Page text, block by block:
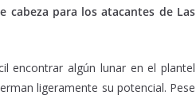
cabeza para los atacantes de Las
encontrar algún lunar en el plantel
ligeramente su potencial. Pese